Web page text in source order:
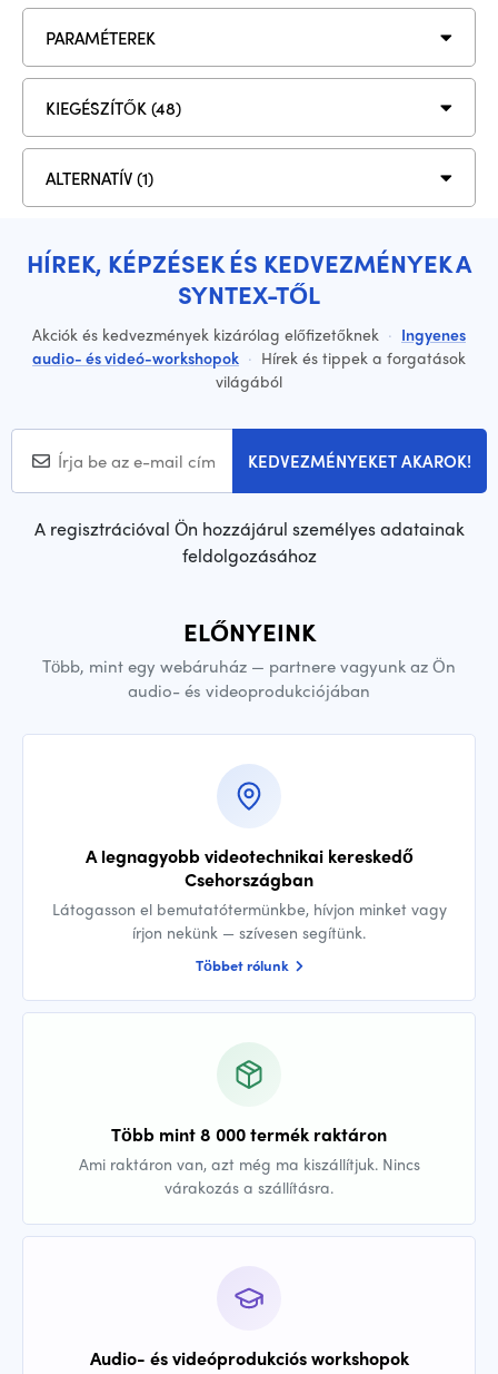
PARAMÉTEREK
KIEGÉSZÍTŐK (48)
ALTERNATÍV (1)
HÍREK, KÉPZÉSEK ÉS KEDVEZMÉNYEK A
SYNTEX-TŐL
Akciók és kedvezmények kizárólag előfizetőknek · Ingyenes
audio- és videó-workshopok · Hírek és tippek a forgatások
világából
KEDVEZMÉNYEKET AKAROK!
A regisztrációval Ön hozzájárul személyes adatainak
feldolgozásához
ELŐNYEINK
Több, mint egy webáruház — partnere vagyunk az Ön
audio- és videoprodukciójában
A legnagyobb videotechnikai kereskedő
Csehországban
Látogasson el bemutatótermünkbe, hívjon minket vagy
írjon nekünk — szívesen segítünk.
Többet rólunk
Több mint 8 000 termék raktáron
Ami raktáron van, azt még ma kiszállítjuk. Nincs
várakozás a szállításra.
Audio- és videóprodukciós workshopok